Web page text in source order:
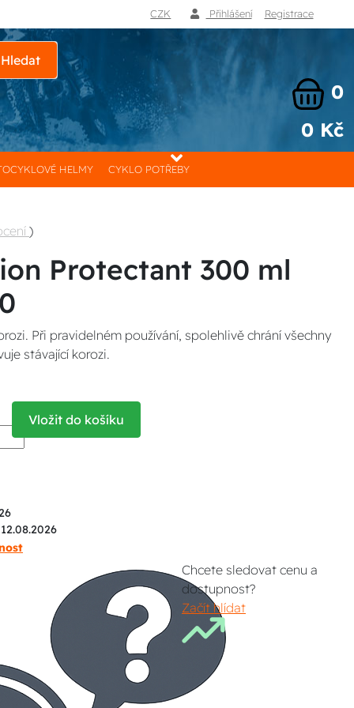
CZK Přihlášení Registrace
Hledat
0
0 Kč
HELMY CYKLO POTŘEBY
)
Protectant 300 ml
Při pravidelném používání, spolehlivě chrání všechny
stávající korozi.
Vložit do košíku
Chcete sledovat cenu a
dostupnost?
Začít hlídat